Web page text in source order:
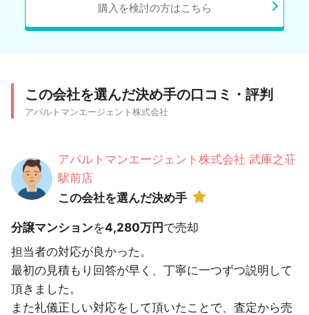
購入を検討の方はこちら
この会社を選んだ決め手の口コミ・評判
アパルトマンエージェント株式会社
アパルトマンエージェント株式会社 武庫之荘
駅前店
この会社を選んだ決め手
分譲マンションを4,280万円で売却
担当者の対応が良かった。
最初の見積もり回答が早く、丁寧に一つずつ説明して
頂きました。
また礼儀正しい対応をして頂いたことで、査定から売